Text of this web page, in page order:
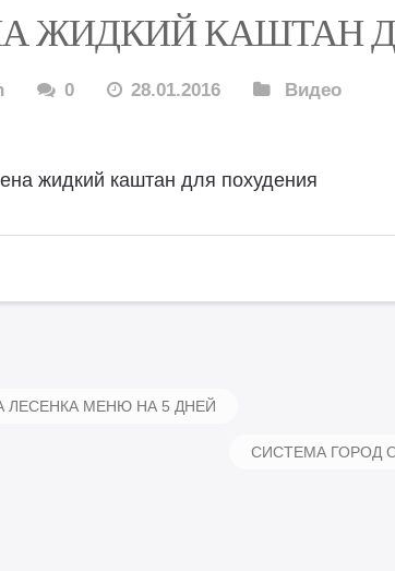
ЖИДКИЙ КАШТАН
0 28.01.2016 Видео
ена жидкий каштан для похудения
ЛЕСЕНКА МЕНЮ НА 5 ДНЕЙ
СИСТЕМА ГОРОД